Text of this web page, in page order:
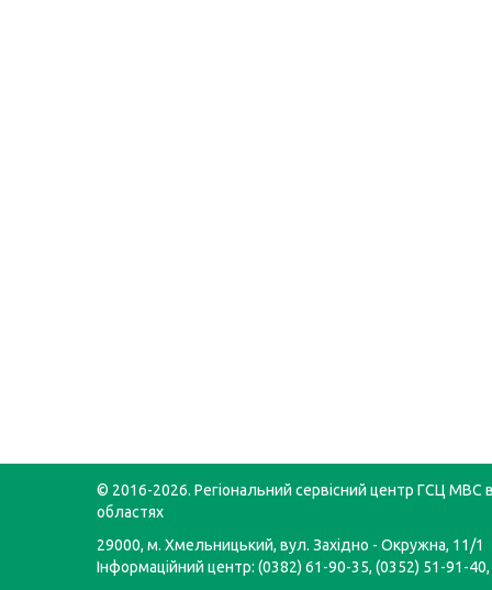
© 2016-2026. Регіональний сервісний центр ГСЦ МВС
областях
29000, м. Хмельницький, вул. Західно - Окружна, 11/1
Інформаційний центр: (0382) 61-90-35, (0352) 51-91-